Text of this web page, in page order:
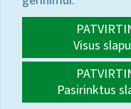
Visus
Pasirinktus